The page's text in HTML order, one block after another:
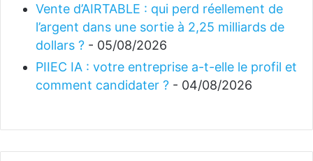
Vente d’AIRTABLE : qui perd réellement de
l’argent dans une sortie à 2,25 milliards de
dollars ? - 05/08/2026
PIIEC IA : votre entreprise a-t-elle le profil et
comment candidater ? - 04/08/2026